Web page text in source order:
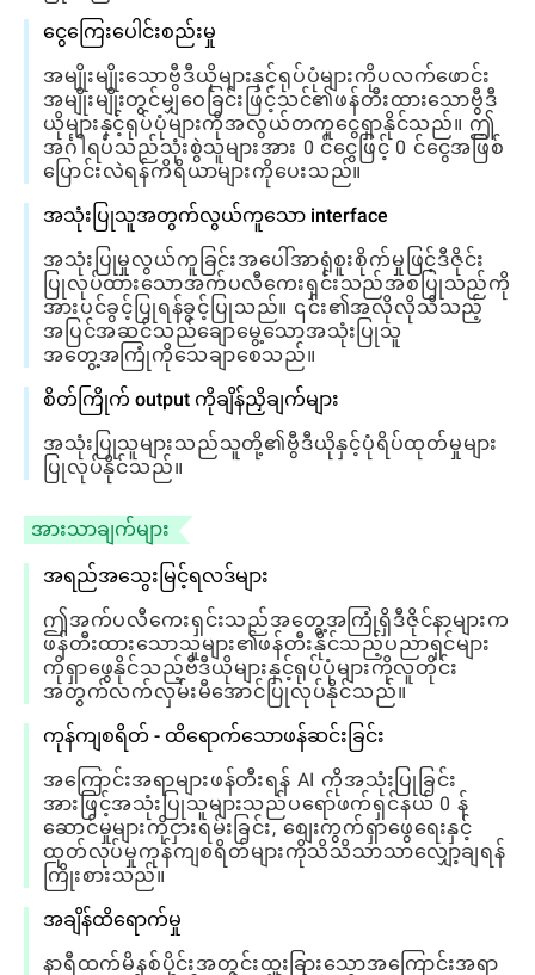
ငွေကြေးပေါင်းစည်းမှု
အမျိုးမျိုးသောဗွီဒီယိုများနှင့်ရုပ်ပုံများကိုပလက်ဖောင်း
အမျိုးမျိုးတွင်မျှဝေခြင်းဖြင့်သင်၏ဖန်တီးထားသောဗွီဒီ
ယိုများနှင့်ရုပ်ပုံများကိုအလွယ်တကူငွေရှာနိုင်သည်။ ဤ
အင်္ဂါရပ်သည်သုံးစွဲသူများအား 0 င်ငွေဖြင့် 0 င်ငွေအဖြစ်
ပြောင်းလဲရန်ကိရိယာများကိုပေးသည်။
အသုံးပြုသူအတွက်လွယ်ကူသော interface
အသုံးပြုမှုလွယ်ကူခြင်းအပေါ်အာရုံစူးစိုက်မှုဖြင့်ဒီဇိုင်း
ပြုလုပ်ထားသောအက်ပလီကေးရှင်းသည်အစပြုသည်ကို
အားပင်ခွင့်ပြုရန်ခွင့်ပြုသည်။ ၎င်း၏အလိုလိုသိသည့်
အပြင်အဆင်သည်ချောမွေ့သောအသုံးပြုသူ
အတွေ့အကြုံကိုသေချာစေသည်။
စိတ်ကြိုက် output ကိုချိန်ညှိချက်များ
အသုံးပြုသူများသည်သူတို့၏ဗွီဒီယိုနှင့်ပုံရိပ်ထုတ်မှုများ
ပြုလုပ်နိုင်သည်။
အားသာချက်များ
အရည်အသွေးမြင့်ရလဒ်များ
ဤအက်ပလီကေးရှင်းသည်အတွေ့အကြုံရှိဒီဇိုင်နာများက
ဖန်တီးထားသောသူများ၏ဖန်တီးနိုင်သည့်ပညာရှင်များ
ကိုရှာဖွေနိုင်သည့်ဗီဒီယိုများနှင့်ရုပ်ပုံများကိုလူတိုင်း
အတွက်လက်လှမ်းမီအောင်ပြုလုပ်နိုင်သည်။
ကုန်ကျစရိတ် - ထိရောက်သောဖန်ဆင်းခြင်း
အကြောင်းအရာများဖန်တီးရန် AI ကိုအသုံးပြုခြင်း
အားဖြင့်အသုံးပြုသူများသည်ပရော်ဖက်ရှင်နယ် 0 န်
ဆောင်မှုများကိုငှားရမ်းခြင်း, စျေးကွက်ရှာဖွေရေးနှင့်
ထုတ်လုပ်မှုကုန်ကျစရိတ်များကိုသိသိသာသာလျှော့ချရန်
ကြိုးစားသည်။
အချိန်ထိရောက်မှု
နာရီထက်မိနစ်ပိုင်းအတွင်းထူးခြားသောအကြောင်းအရာ